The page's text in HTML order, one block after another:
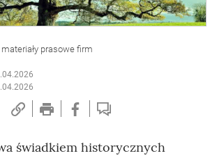
prasowe firm
świadkiem historycznych